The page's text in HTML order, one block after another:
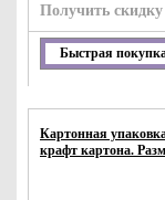
Получить
Быстрая
Картонная
крафт картона.